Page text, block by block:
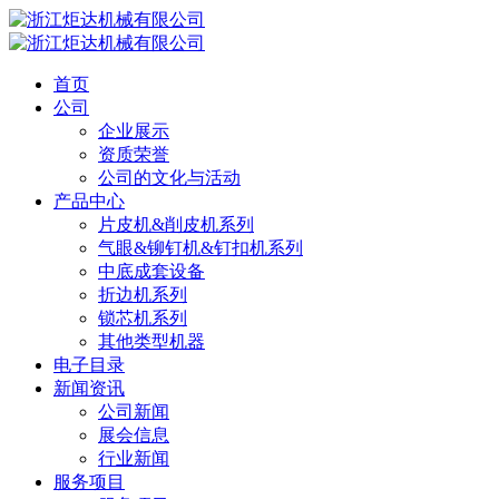
首页
公司
企业展示
资质荣誉
公司的文化与活动
产品中心
片皮机&削皮机系列
气眼&铆钉机&钉扣机系列
中底成套设备
折边机系列
锁芯机系列
其他类型机器
电子目录
新闻资讯
公司新闻
展会信息
行业新闻
服务项目